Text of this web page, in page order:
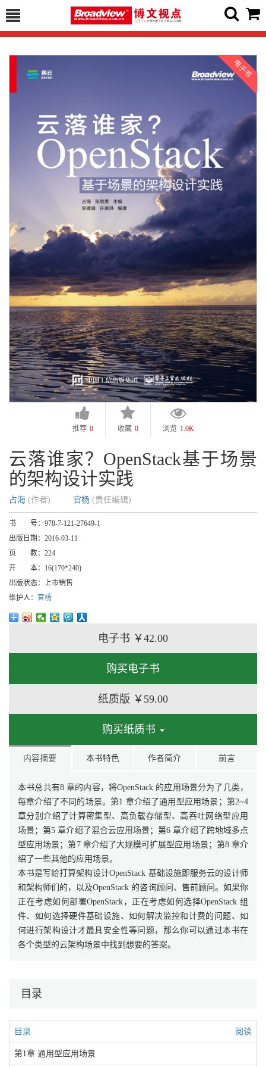
推荐 0 收藏 0 浏览 1.0K
云落谁家？OpenStack基于场景
的架构设计实践
占海 (作者) 官杨 (责任编辑)
书 号： 978-7-121-27649-1
出版日期： 2016-03-11
页 数： 224
开 本： 16(170*240)
出版状态： 上市销售
维护人： 官杨
电子书 ￥42.00
购买电子书
纸质版 ￥59.00
购买纸质书
内容摘要 本书特色 作者简介 前言
本书总共有8 章的内容，将OpenStack 的应用场景分为了几类，
每章介绍了不同的场景。第1 章介绍了通用型应用场景；第2~4
章分别介绍了计算密集型、高负载存储型、高吞吐网络型应用
场景；第5 章介绍了混合云应用场景；第6 章介绍了跨地域多点
型应用场景；第7 章介绍了大规模可扩展型应用场景；第8 章介
绍了一些其他的应用场景。
本书是写给打算架构设计OpenStack 基础设施即服务云的设计师
和架构师们的，以及OpenStack 的咨询顾问、售前顾问。如果你
正在考虑如何部署OpenStack，正在考虑如何选择OpenStack 组
件、如何选择硬件基础设施、如何解决监控和计费的问题、如
何进行架构设计才最具安全性等问题，那么你可以通过本书在
各个类型的云架构场景中找到想要的答案。
目录
目录 阅读
第1章 通用型应用场景